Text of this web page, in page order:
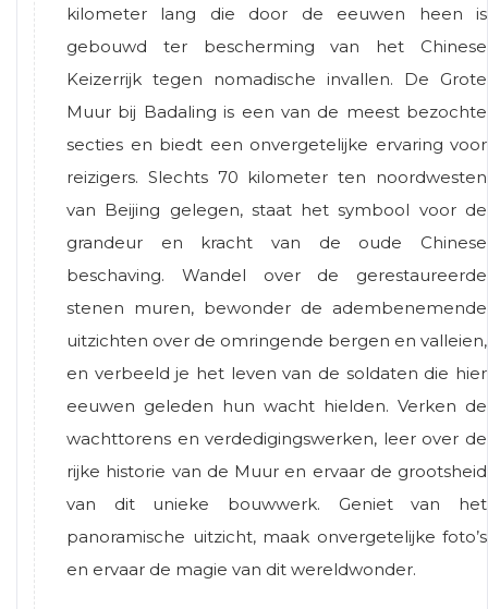
kilometer lang die door de eeuwen heen is
gebouwd ter bescherming van het Chinese
Keizerrijk tegen nomadische invallen. De Grote
Muur bij Badaling is een van de meest bezochte
secties en biedt een onvergetelijke ervaring voor
reizigers. Slechts 70 kilometer ten noordwesten
van Beijing gelegen, staat het symbool voor de
grandeur en kracht van de oude Chinese
beschaving. Wandel over de gerestaureerde
stenen muren, bewonder de adembenemende
uitzichten over de omringende bergen en valleien,
en verbeeld je het leven van de soldaten die hier
eeuwen geleden hun wacht hielden. Verken de
wachttorens en verdedigingswerken, leer over de
rijke historie van de Muur en ervaar de grootsheid
van dit unieke bouwwerk. Geniet van het
panoramische uitzicht, maak onvergetelijke foto’s
en ervaar de magie van dit wereldwonder.